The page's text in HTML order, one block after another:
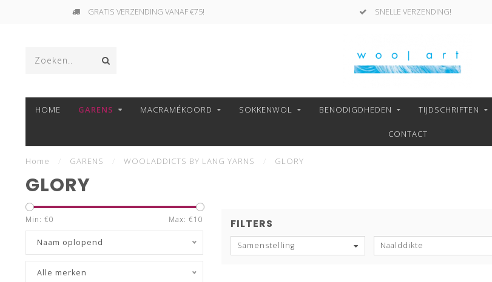
SNELLE VERZENDING! VEILIG BETALEN MET MOLLIE!
HOME GARENS MACRAMÉKOORD SOKKENWOL BENODIGDHEDEN TIJDSCHRIFTEN
CONTACT
Home GARENS WOOLADDICTS BY LANG YARNS GLORY
GLORY
Min: €0 Max: €10
Naam oplopend
Alle merken
FILTERS
Samenstelling Naalddikte